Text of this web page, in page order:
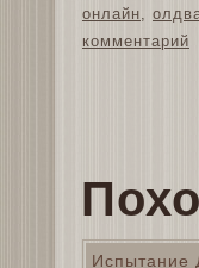
онлайн
комментарий
Испытание